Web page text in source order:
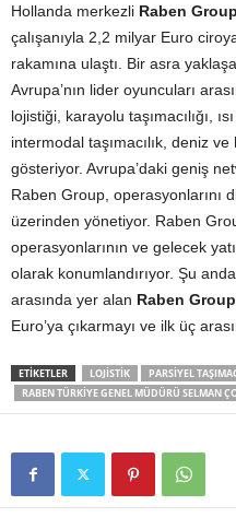
Hollanda merkezli Raben Group
çalışanıyla 2,2 milyar Euro
rakamına ulaştı. Bir asra
Avrupa’nın lider oyuncuları
lojistiği, karayolu taşımacılığı,
intermodal taşımacılık, deniz
gösteriyor. Avrupa’daki geniş
Raben Group, operasyonlarını
üzerinden yönetiyor. Raben
operasyonlarının ve gelecek
olarak konumlandırıyor. Şu
arasında yer alan Raben Group
Euro’ya çıkarmayı ve ilk üç
ETIKETLER LOJISTIK PARSIYEL
RABEN TÜRKIYE GENEL MÜDÜRÜ SELMAN